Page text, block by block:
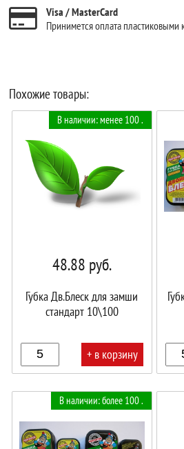
Visa / MasterCard
Принимется оплата пластиковыми
Похожие товары:
В наличии: менее 100 .
48.88 руб.
Губка Дв.Блеск для замши
стандарт 10\100
+ в корзину
В наличии: более 100 .